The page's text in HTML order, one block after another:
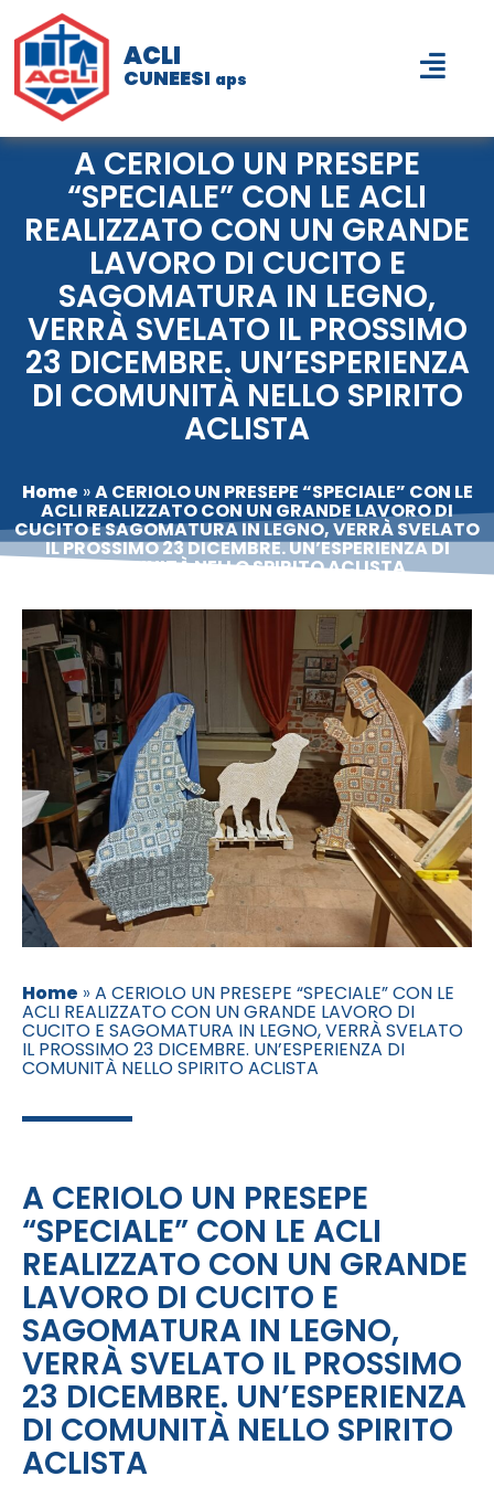
ACLI
CUNEESI aps
A CERIOLO UN PRESEPE
“SPECIALE” CON LE ACLI
REALIZZATO CON UN GRANDE
LAVORO DI CUCITO E
SAGOMATURA IN LEGNO,
VERRÀ SVELATO IL PROSSIMO
23 DICEMBRE. UN’ESPERIENZA
DI COMUNITÀ NELLO SPIRITO
ACLISTA
Home »A CERIOLO UN PRESEPE “SPECIALE” CON LE
ACLI REALIZZATO CON UN GRANDE LAVORO DI
CUCITO E SAGOMATURA IN LEGNO, VERRÀ SVELATO
IL PROSSIMO 23 DICEMBRE. UN’ESPERIENZA DI
COMUNITÀ NELLO SPIRITO ACLISTA
Home » A CERIOLO UN PRESEPE “SPECIALE” CON LE
ACLI REALIZZATO CON UN GRANDE LAVORO DI
CUCITO E SAGOMATURA IN LEGNO, VERRÀ SVELATO
IL PROSSIMO 23 DICEMBRE. UN’ESPERIENZA DI
COMUNITÀ NELLO SPIRITO ACLISTA
A CERIOLO UN PRESEPE
“SPECIALE” CON LE ACLI
REALIZZATO CON UN GRANDE
LAVORO DI CUCITO E
SAGOMATURA IN LEGNO,
VERRÀ SVELATO IL PROSSIMO
23 DICEMBRE. UN’ESPERIENZA
DI COMUNITÀ NELLO SPIRITO
ACLISTA